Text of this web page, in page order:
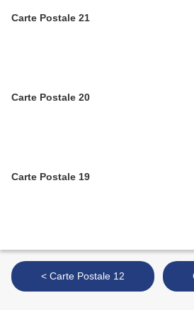
Carte Postale 21
Carte Postale 20
Carte Postale 19
< Carte Postale 12